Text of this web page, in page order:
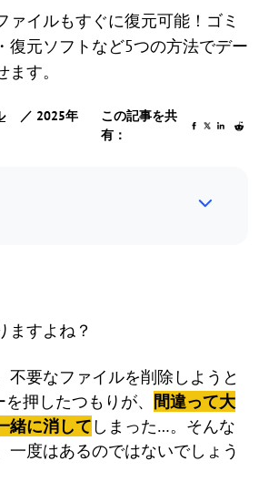
ァイルもすぐに復元可能！ゴミ
復元ソフトなど5つの方法でデー
す。
／ 2025年
この記事を共
有：
ますよね？
不要なファイルを削除しようと
押したつもりが、 間違って大
緒に消して しまった…。そんな
一度はあるのではないでしょう